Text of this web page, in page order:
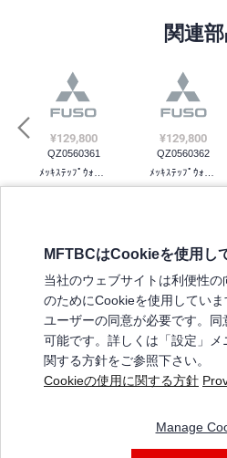
関連
¥129,800
QZ0560361
¥129,800
QZ0560362
¥53,020 ¥53,020
¥23,320 ¥23,320
弊社の製品について
販売店リスト
よくある質問 / お問い合わせ
特定商取引法に基づく表記
三菱ふそうショップ_利用規約
MFTBCはCookieを使用し
当社のウェブサイトは利便性
のためにCookieを使用してい
ユーザーの同意が必要です。
可能です。詳しくは「設定」
関する方針をご参照下さい。
Cookieの使用に関する方針
Manage